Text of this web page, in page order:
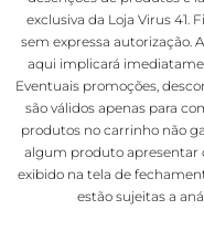
exclusiva da Loja Virus 41.
sem expressa autorização.
aqui implicará
Eventuais promoções,
são válidos apenas para
produtos no carrinho não
algum produto apresentar
exibido na tela de
estão sujeitas a